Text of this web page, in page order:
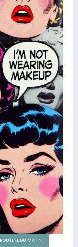
ROUTINE DU MATIN